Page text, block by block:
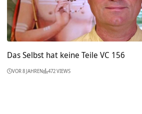
Das Selbst hat keine Teile VC 156
VOR 8 JAHREN 472 VIEWS